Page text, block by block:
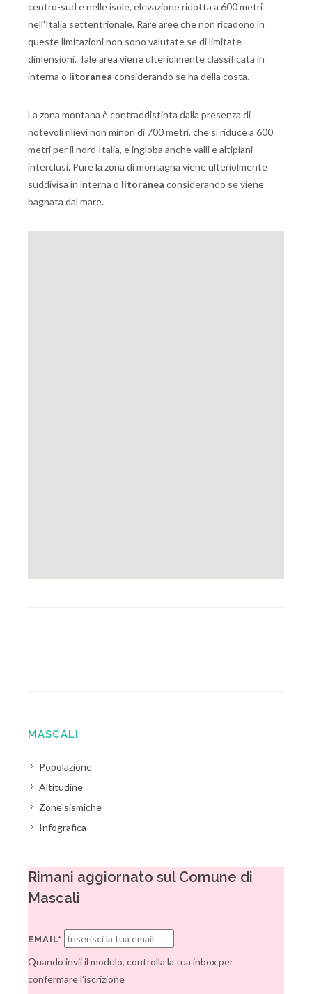
centro-sud e nelle isole, elevazione ridotta a 600 metri
nell'Italia settentrionale. Rare aree che non ricadono in
queste limitazioni non sono valutate se di limitate
dimensioni. Tale area viene ulteriolmente classificata in
interna o litoranea considerando se ha della costa.
La zona montana è contraddistinta dalla presenza di
notevoli rilievi non minori di 700 metri, che si riduce a 600
metri per il nord Italia, e ingloba anche valli e altipiani
interclusi. Pure la zona di montagna viene ulteriolmente
suddivisa in interna o litoranea considerando se viene
bagnata dal mare.
MASCALI
Popolazione
Altitudine
Zone sismiche
Infografica
Rimani aggiornato sul Comune di
Mascali
EMAIL*
Quando invii il modulo, controlla la tua inbox per
confermare l'iscrizione